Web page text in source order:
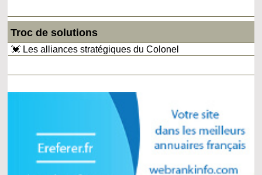
Troc de solutions
💓 Les alliances stratégiques du Colonel